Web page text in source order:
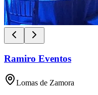
Ramiro Eventos
Lomas de Zamora